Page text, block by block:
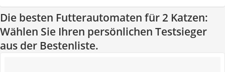
Die besten Futterautomaten für 2 Katzen:
Wählen Sie Ihren persönlichen Testsieger
aus der Bestenliste.